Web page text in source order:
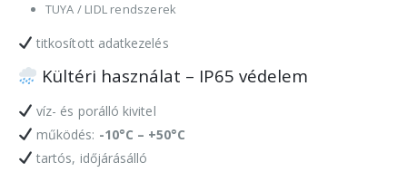
TUYA / LIDL rendszerek
titkosított adatkezelés
Kültéri használat – IP65 védelem
víz- és porálló kivitel
működés: -10°C – +50°C
tartós, időjárásálló